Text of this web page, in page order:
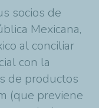
socios de
Mexicana,
al conciliar
con la
de productos
(que previene